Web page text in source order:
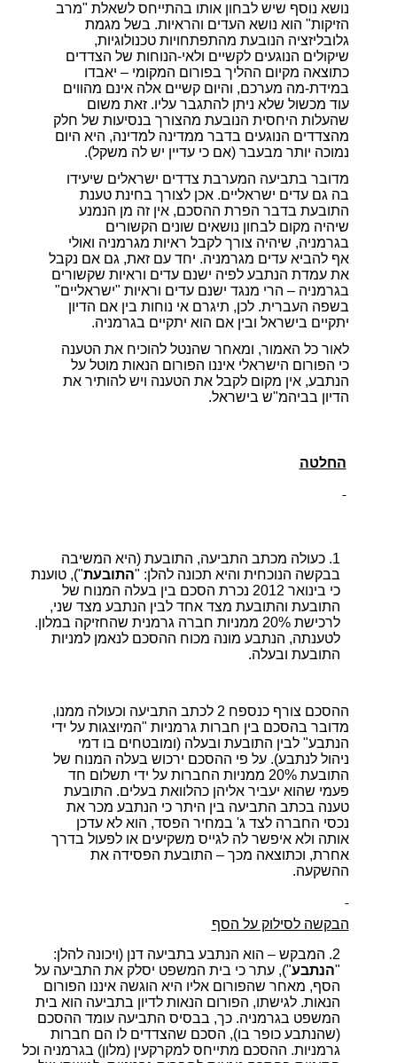
נושא נוסף שיש לבחון אותו בהתייחס לשאלת "מרב
הזיקות" הוא נושא העדים והראיות. בשל מגמת
גלובליזציה הנובעת מהתפתחויות טכנולוגיות,
שיקולים הנוגעים לקשיים ולאי-הנוחות של הצדדים
כתוצאה מקיום ההליך בפורום המקומי – יאבדו
במידת-מה מערכם, והיום קשיים אלה אינם מהווים
עוד מכשול שלא ניתן להתגבר עליו. זאת משום
שהעלות היחסית הנובעת מהצורך בנסיעות של חלק
מהצדדים הנוגעים בדבר ממדינה למדינה, היא היום
נמוכה יותר מבעבר (אם כי עדיין יש לה משקל).
מדובר בתביעה המערבת צדדים ישראלים שיעידו
בה גם עדים ישראליים. אכן לצורך בחינת טענת
התובעת בדבר הפרת ההסכם, אין זה מן הנמנע
שיהיה מקום לבחון נושאים שונים הקשורים
בגרמניה, שיהיה צורך לקבל ראיות מגרמניה ואולי
אף להביא עדים מגרמניה. יחד עם זאת, גם אם נקבל
את עמדת הנתבע לפיה ישנם עדים וראיות שקשורים
בגרמניה – הרי מנגד ישנם עדים וראיות "ישראליים"
בשפה העברית. לכן, תיגרם אי נוחות בין אם הדיון
יתקיים בישראל ובין אם הוא יתקיים בגרמניה.
לאור כל האמור, ומאחר שהנטל להוכיח את הטענה
כי הפורום הישראלי איננו הפורום הנאות מוטל על
הנתבע, אין מקום לקבל את הטענה ויש להותיר את
הדיון בביהמ"ש בישראל.
החלטה
כעולה מכתב התביעה, התובעת (היא המשיבה
בבקשה הנוכחית והיא תכונה להלן: "התובעת"), טוענת
כי בינואר 2012 נכרת הסכם בין בעלה המנוח של
התובעת והתובעת מצד אחד לבין הנתבע מצד שני,
לרכישת 20% ממניות חברה גרמנית שהחזיקה במלון.
לטענתה, הנתבע מונה מכוח ההסכם לנאמן למניות
התובעת ובעלה.
ההסכם צורף כנספח 2 לכתב התביעה וכעולה ממנו,
מדובר בהסכם בין חברות גרמניות "המיוצגות על ידי
הנתבע" לבין התובעת ובעלה (ומובטחים בו דמי
ניהול לנתבע). על פי ההסכם ירכוש בעלה המנוח של
התובעת 20% ממניות החברות על ידי תשלום חד
פעמי שהוא יעביר אליהן כהלוואת בעלים. התובעת
טענה בכתב התביעה בין היתר כי הנתבע מכר את
נכסי החברה לצד ג' במחיר הפסד, הוא לא עדכן
אותה ולא איפשר לה לגייס משקיעים או לפעול בדרך
אחרת, וכתוצאה מכך – התובעת הפסידה את
ההשקעה.
הבקשה לסילוק על הסף
המבקש – הוא הנתבע בתביעה דנן (ויכונה להלן:
"הנתבע"), עתר כי בית המשפט יסלק את התביעה על
הסף, מאחר שהפורום אליו היא הוגשה איננו הפורום
הנאות. לגישתו, הפורום הנאות לדיון בתביעה הוא בית
המשפט בגרמניה. כך, בבסיס התביעה עומד ההסכם
(שהנתבע כופר בו), הסכם שהצדדים לו הם חברות
גרמניות. ההסכם מתייחס למקרקעין (מלון) בגרמניה וכל